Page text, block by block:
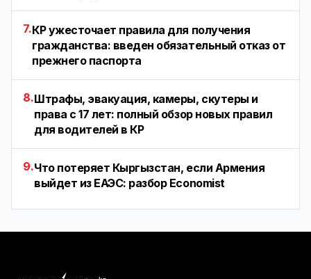
7.КР ужесточает правила для получения
гражданства: введен обязательный отказ от
прежнего паспорта
8.Штрафы, эвакуация, камеры, скутеры и
права с 17 лет: полный обзор новых правил
для водителей в КР
9.Что потеряет Кыргызстан, если Армения
выйдет из ЕАЭС: разбор Economist